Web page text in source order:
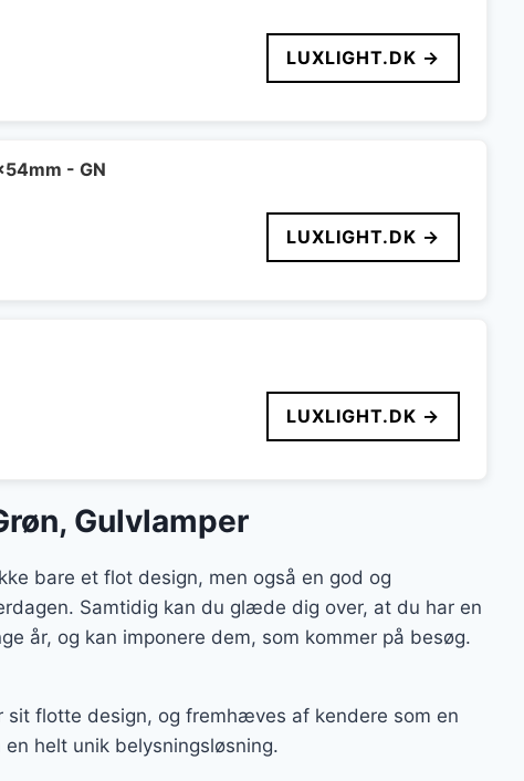
LUXLIGHT.DK →
- GN
LUXLIGHT.DK →
LUXLIGHT.DK →
Gulvlamper
bare et flot design, men også en god og
Samtidig kan du glæde dig over, at du har en
år, og kan imponere dem, som kommer på besøg.
sit flotte design, og fremhæves af kendere som en
helt unik belysningsløsning.